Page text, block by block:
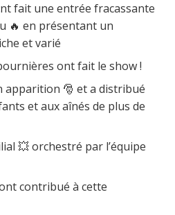
fait une entrée fracassante
🔥 en présentant un
et varié
ont fait le show !
apparition 🎅 et a distribué
et aux aînés de plus de
💥 orchestré par l’équipe
contribué à cette